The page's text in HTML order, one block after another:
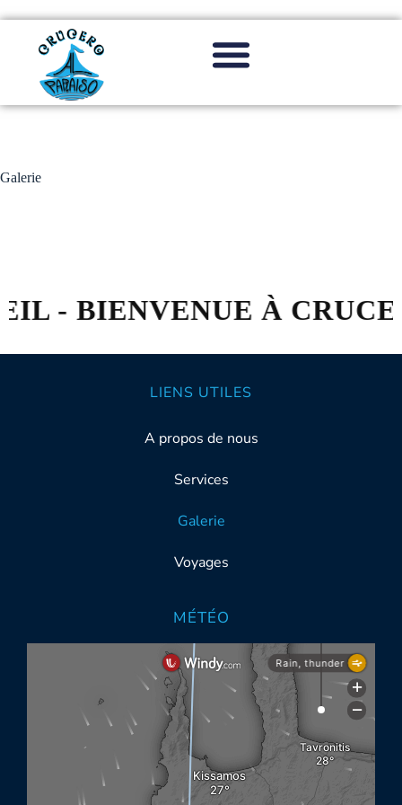
Galerie
- BIENVENUE À
LIENS UTILES
A propos de nous
Services
Galerie
Voyages
MÉTÉO